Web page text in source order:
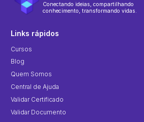
Conectando ideias, compartilhando
conhecimento, transformando vidas.
Links rápidos
Cursos
Blog
Quem Somos
Central de Ajuda
Validar Certificado
Validar Documento